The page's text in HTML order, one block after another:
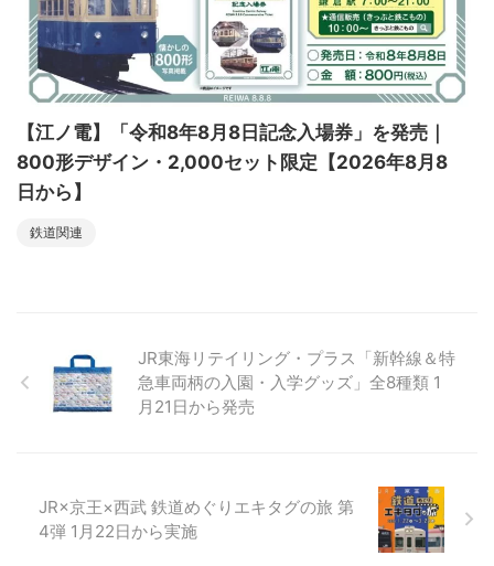
【江ノ電】「令和8年8月8日記念入場券」を発売｜
800形デザイン・2,000セット限定【2026年8月8
日から】
鉄道関連
JR東海リテイリング・プラス「新幹線＆特
急車両柄の入園・入学グッズ」全8種類 1
月21日から発売
JR×京王×西武 鉄道めぐりエキタグの旅 第
4弾 1月22日から実施